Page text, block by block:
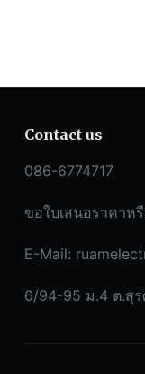
Contact us
086-6774717
ขอใบเสนอราคาห
E-Mail:
6/94-95 ม.4 ต.สุร